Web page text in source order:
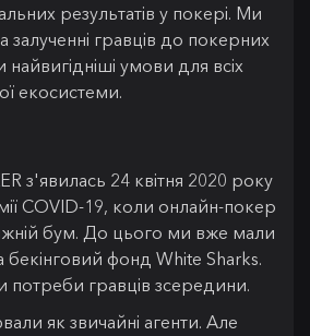
результатів у покері. Ми
залученні гравців до покерних
умови для всіх
екосистеми.
з'явилась 24 квітня 2020 року
COVID-19, коли онлайн-покер
бум. До цього ми вже мали
фонд White Sharks.
потреби гравців зсередини.
як звичайні агенти. Але